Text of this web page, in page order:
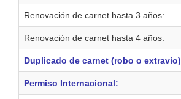
Renovación de carnet hasta 3 años:
Renovación de carnet hasta 4 años:
Duplicado de carnet (robo o extravio)
Permiso Internacional: